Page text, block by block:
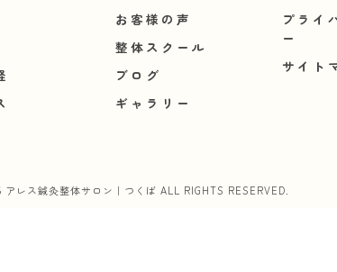
お客様の声
整体スクール
ブログ
ギャラリー
プライ
ー
サイト
レス鍼灸整体サロン｜つくば ALL RIGHTS RESERVED.